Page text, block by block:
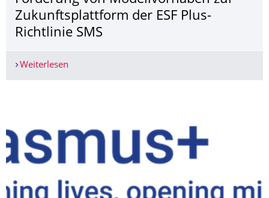
Zukunftsplattform der ESF Plus-
Richtlinie SMS
Weiterlesen